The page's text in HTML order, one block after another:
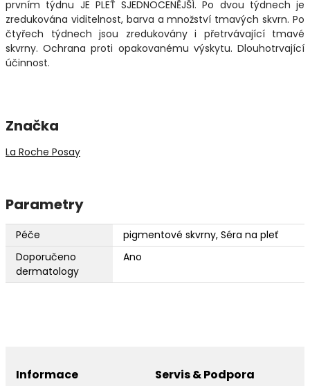
prvním týdnu JE PLEŤ SJEDNOCENĚJŠÍ. Po dvou týdnech je
zredukována viditelnost, barva a množství tmavých skvrn. Po
čtyřech týdnech jsou zredukovány i přetrvávající tmavé
skvrny. Ochrana proti opakovanému výskytu. Dlouhotrvající
účinnost.
Značka
La Roche Posay
Parametry
Péče
pigmentové skvrny, Séra na pleť
Doporučeno
dermatology
Ano
Informace Servis & Podpora